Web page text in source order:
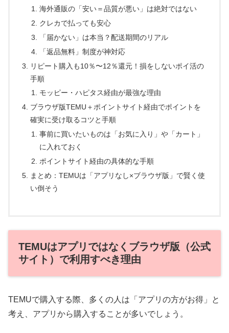
海外通販の「安い＝品質が悪い」は絶対ではない
クレカで払っても安心
「届かない」は本当？配送期間のリアル
「返品無料」制度が神対応
リピート購入も10％〜12％還元！損をしないポイ活の
手順
モッピー・ハピタス経由が最強な理由
ブラウザ版TEMU＋ポイントサイト経由でポイントを
確実に受け取るコツと手順
事前に買いたいものは「お気に入り」や「カート」
に入れておく
ポイントサイト経由の具体的な手順
まとめ：TEMUは「アプリなし×ブラウザ版」で賢く使
い倒そう
TEMUはアプリではなくブラウザ版（公式
サイト）で利用すべき理由
TEMUで購入する際、多くの人は「アプリの方がお得」と
考え、アプリから購入することが多いでしょう。